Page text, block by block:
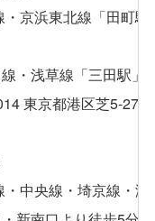
・京浜東北線「田町
・浅草線「三田駅」
東京都港区芝5-27-
・中央線・埼京線・